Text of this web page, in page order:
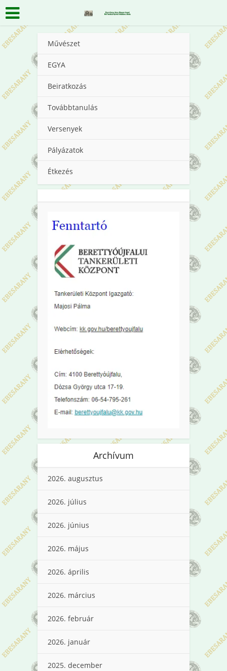
Művészet
EGYA
Beiratkozás
Továbbtanulás
Versenyek
Pályázatok
Étkezés
Archívum
2026. augusztus
2026. július
2026. június
2026. május
2026. április
2026. március
2026. február
2026. január
2025. december